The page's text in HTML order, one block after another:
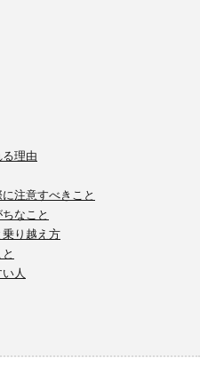
理由
注意すべきこと
なこと
り越え方
人